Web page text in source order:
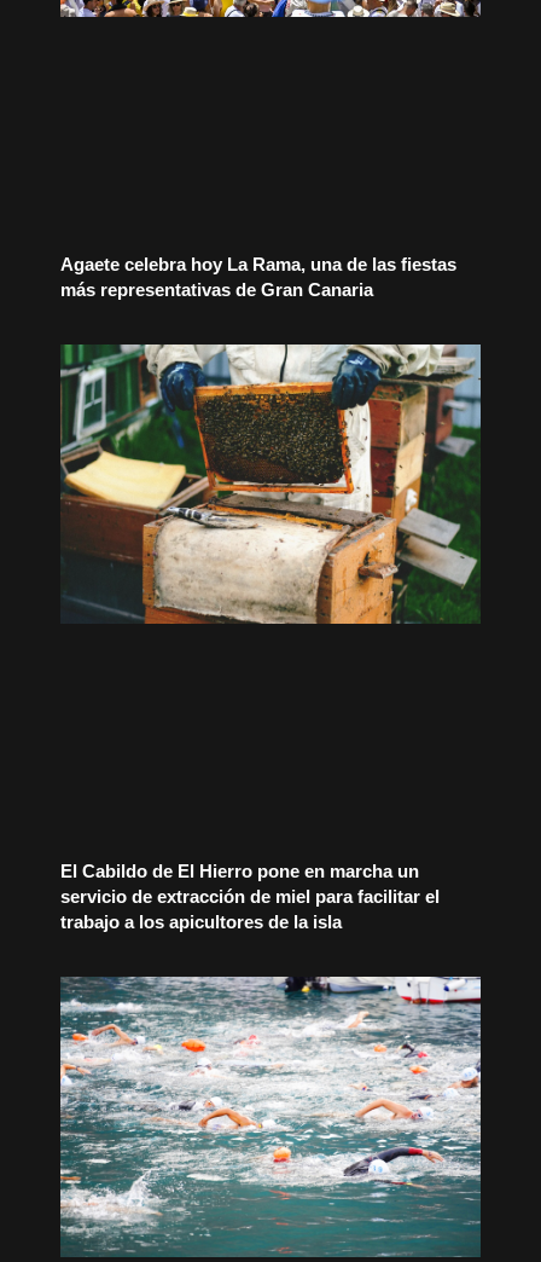
Agaete celebra hoy La Rama, una de las fiestas
más representativas de Gran Canaria
El Cabildo de El Hierro pone en marcha un
servicio de extracción de miel para facilitar el
trabajo a los apicultores de la isla